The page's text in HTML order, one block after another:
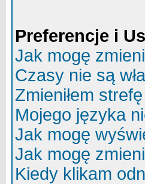
Preferencje i
Jak mogę
Czasy nie są
Zmieniłem
Mojego języka
Jak mogę
Jak mogę
Kiedy klikam